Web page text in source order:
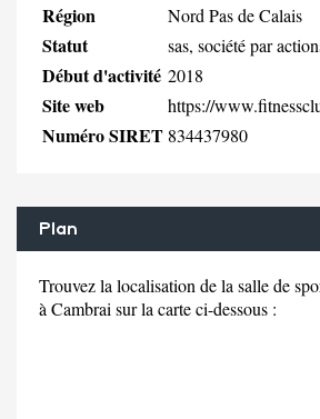
Région Nord Pas de Calais
Statut sas, société par
Début d'activité 2018
Site web https://
Numéro SIRET 834437980
Plan
Trouvez la localisation de la salle de
à Cambrai sur la carte ci-dessous :